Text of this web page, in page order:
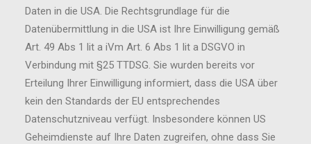
Daten in die USA. Die Rechtsgrundlage für die
Datenübermittlung in die USA ist Ihre Einwilligung gemäß
Art. 49 Abs 1 lit a iVm Art. 6 Abs 1 lit a DSGVO in
Verbindung mit §25 TTDSG. Sie wurden bereits vor
Erteilung Ihrer Einwilligung informiert, dass die USA über
kein den Standards der EU entsprechendes
Datenschutzniveau verfügt. Insbesondere können US
Geheimdienste auf Ihre Daten zugreifen, ohne dass Sie